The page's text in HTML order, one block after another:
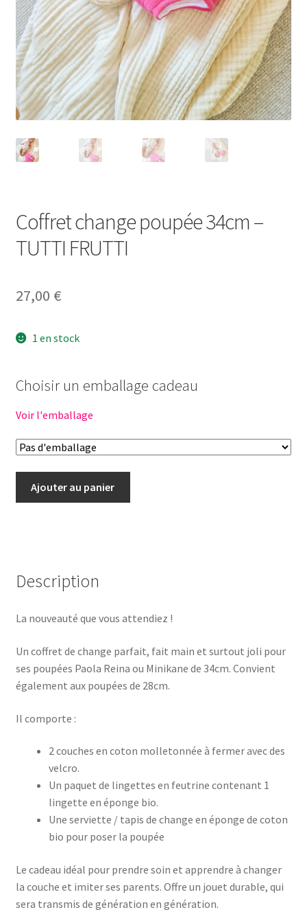
Coffret change poupée 34cm –
TUTTI FRUTTI
27,00 €
1 en stock
Choisir un emballage cadeau
Voir l'emballage
FRUTTI
Ajouter au panier
Description
La nouveauté que vous attendiez !
Un coffret de change parfait, fait main et surtout joli pour
ses poupées Paola Reina ou Minikane de 34cm. Convient
également aux poupées de 28cm.
Il comporte :
2 couches en coton molletonnée à fermer avec des
velcro.
Un paquet de lingettes en feutrine contenant 1
lingette en éponge bio.
Une serviette / tapis de change en éponge de coton
bio pour poser la poupée
Le cadeau idéal pour prendre soin et apprendre à changer
la couche et imiter ses parents. Offre un jouet durable, qui
sera transmis de génération en génération.